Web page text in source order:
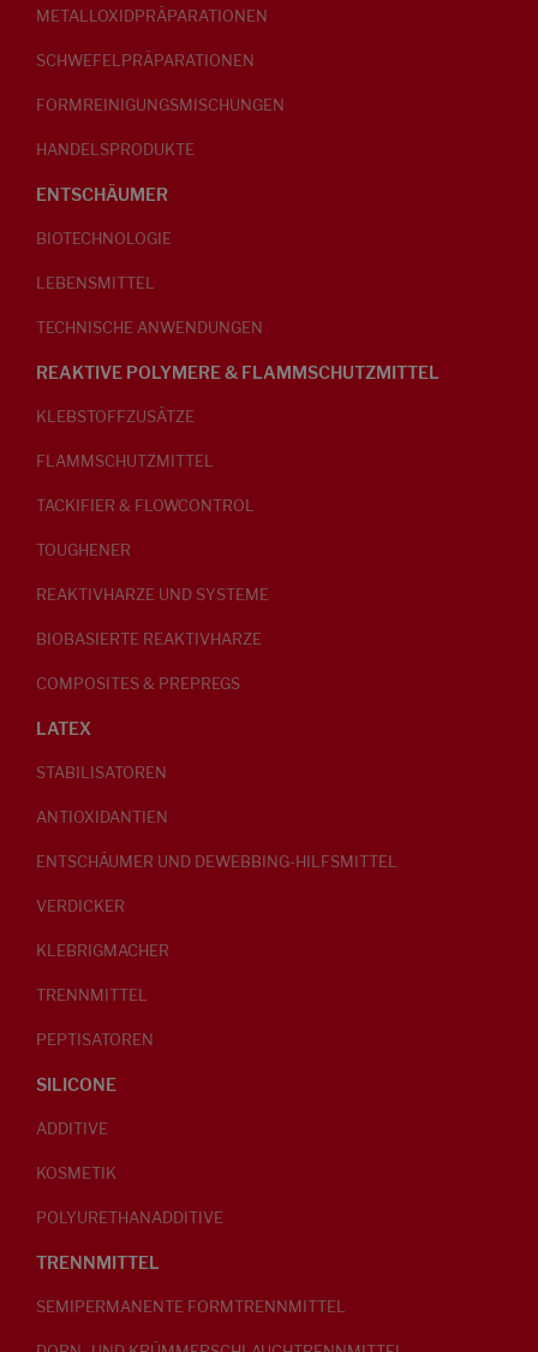
METALLOXIDPRÄPARATIONEN
SCHWEFELPRÄPARATIONEN
FORMREINIGUNGSMISCHUNGEN
HANDELSPRODUKTE
ENTSCHÄUMER
BIOTECHNOLOGIE
LEBENSMITTEL
TECHNISCHE ANWENDUNGEN
REAKTIVE POLYMERE & FLAMMSCHUTZMITTEL
KLEBSTOFFZUSÄTZE
FLAMMSCHUTZMITTEL
TACKIFIER & FLOWCONTROL
TOUGHENER
REAKTIVHARZE UND SYSTEME
BIOBASIERTE REAKTIVHARZE
COMPOSITES & PREPREGS
LATEX
STABILISATOREN
ANTIOXIDANTIEN
ENTSCHÄUMER UND DEWEBBING-HILFSMITTEL
VERDICKER
KLEBRIGMACHER
TRENNMITTEL
PEPTISATOREN
SILICONE
ADDITIVE
KOSMETIK
POLYURETHANADDITIVE
TRENNMITTEL
SEMIPERMANENTE FORMTRENNMITTEL